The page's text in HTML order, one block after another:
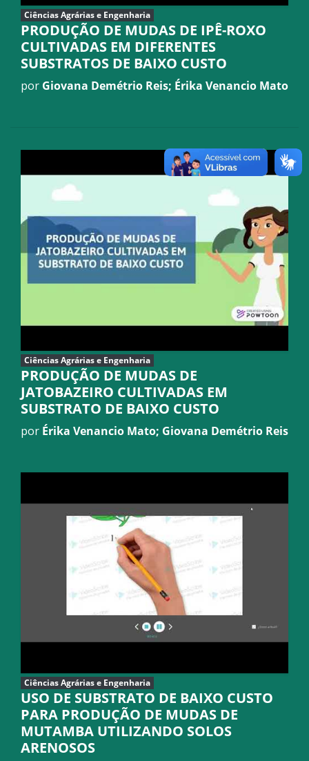
Ciências Agrárias e Engenharia
PRODUÇÃO DE MUDAS DE IPÊ-ROXO
CULTIVADAS EM DIFERENTES
SUBSTRATOS DE BAIXO CUSTO
por Giovana Demétrio Reis; Érika Venancio Mato
Ciências Agrárias e Engenharia
PRODUÇÃO DE MUDAS DE
JATOBAZEIRO CULTIVADAS EM
SUBSTRATO DE BAIXO CUSTO
por Érika Venancio Mato; Giovana Demétrio Reis
Ciências Agrárias e Engenharia
USO DE SUBSTRATO DE BAIXO CUSTO
PARA PRODUÇÃO DE MUDAS DE
MUTAMBA UTILIZANDO SOLOS
ARENOSOS